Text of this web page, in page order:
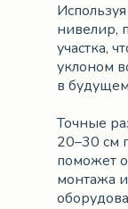
нивелир,
участка,
уклоном
в
Точные
20–30 см
поможет
монтажа